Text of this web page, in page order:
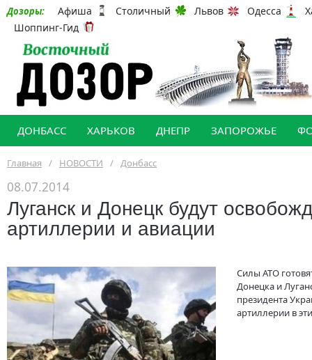
Дозоры: Афиша Столичный Львов Одесса
Шоппинг-Гид
ДОНБАСС ХАРЬКОВ ДНЕПР ЗАПОРОЖЬЕ
Главная / НОВОСТИ / Донбасс
08.07.2014
Луганск и Донецк будут
артиллерии и авиации
Силы АТО
Донецка и
президента
артиллерии в